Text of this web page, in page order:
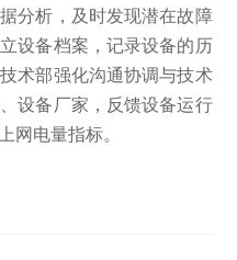
分析，及时发现潜在故障
设备档案，记录设备的历
术部强化沟通协调与技术
设备厂家，反馈设备运行
网电量指标。